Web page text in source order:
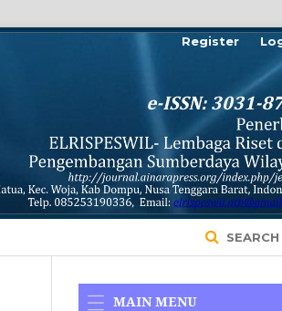
SEARCH
Register
MAIN MENU